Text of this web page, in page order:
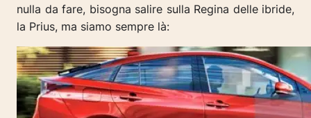
nulla da fare, bisogna salire sulla Regina delle ibride,
la Prius, ma siamo sempre là: